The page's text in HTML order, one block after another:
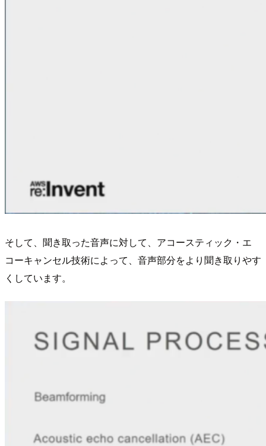
そして、聞き取った音声に対して、アコースティック・エ
コーキャンセル技術によって、音声部分をより聞き取りやす
くしています。